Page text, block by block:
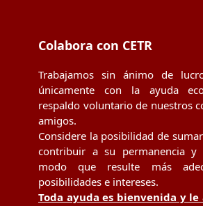
Colabora con CETR
Trabajamos sin ánimo de
únicamente con la ayuda
respaldo voluntario de nuestros
amigos.
Considere la posibilidad de
contribuir a su permanencia y
modo que resulte más
posibilidades e intereses.
Toda ayuda es bienvenida y le